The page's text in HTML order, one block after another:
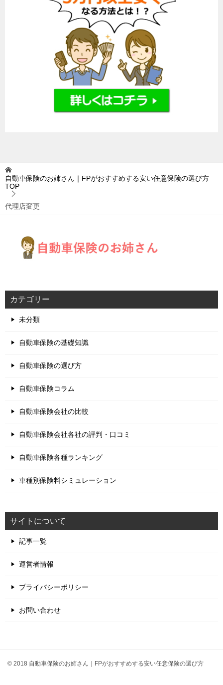
自動車保険のお姉さん｜FPがおすすめする安い任意保険の選び方
TOP
代理店変更
カテゴリー
未分類
自動車保険の基礎知識
自動車保険の選び方
自動車保険コラム
自動車保険会社の比較
自動車保険会社各社の評判・口コミ
自動車保険各種ランキング
車種別保険料シミュレーション
サイトについて
記事一覧
運営者情報
プライバシーポリシー
お問い合わせ
© 2018 自動車保険のお姉さん｜FPがおすすめする安い任意保険の選び方